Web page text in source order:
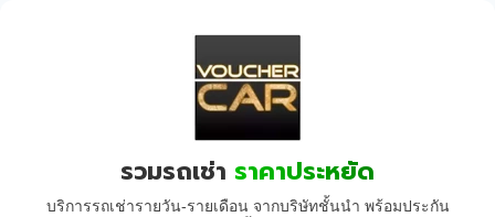
รวมรถเช่า ราคาประหยัด
บริการรถเช่ารายวัน-รายเดือน จากบริษัทชั้นนำ พร้อมประกัน